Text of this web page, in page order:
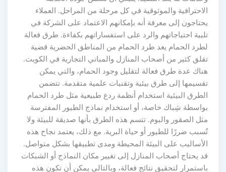
الاحترافية والموثوقية في كل مرحلة من المراحل. العملاء
يحتاجون إلى معرفة أنه بإمكانهم الاعتماد على الشركة في
تلبية احتياجاتهم والرد على استفساراتهم بكفاءة. طرق فعالة
لطرد الحمام يعد طرد الحمام من المناطق الحضرية قضية
تقلق كثير من أصحاب المنازل والمباني التجارية في الكويت.
هناك عدة طرق فعالة لتقليل وجود الحمام، والتي يمكن
تقسيمها إلى طرق بيئية وتقنيات علمية متقدمة. تتضمن
الطرق البيئية استخدام أنظمة ردع طبيعية مثل طرد الحمام
بواسطة شِباك خاصة، أو استخدام نماذج الطيور المفترسة
مثل الصقور والبوم. تتسم هذه الطرق بأنها صديقة للبيئة ولا
تُسبب ضررًا للطيور أو حياة البرية. مع ذلك، يعتمد نجاح هذه
الأساليب على البيئة المحيطة ومدى تطبيقها بشكل متواصل.
قد يحتاج أصحاب المنازل إلى تغيير مكان النماذج أو الشبكات
باستمرار لتحقيق نتائج فعالة، وبالتالي يمكن أن تكون هذه